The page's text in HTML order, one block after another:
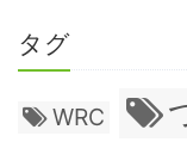
タグ
WRC